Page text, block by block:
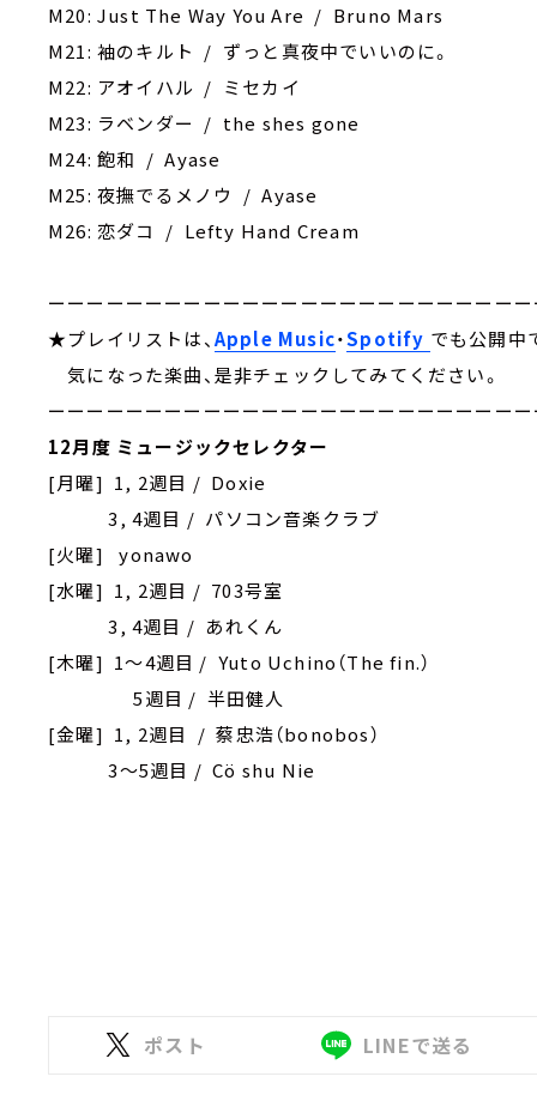
M20: Just The Way You Are / Bruno Mars
M21: 袖のキルト / ずっと真夜中でいいのに。
M22: アオイハル / ミセカイ
M23: ラベンダー / the shes gone
M24: 飽和 / Ayase
M25: 夜撫でるメノウ / Ayase
M26: 恋ダコ / Lefty Hand Cream
ーーーーーーーーーーーーーーーーーーーーーーーーー
★プレイリストは、 Apple Music・Spotify でも公開中
気になった楽曲、是非チェックしてみてください。
ーーーーーーーーーーーーーーーーーーーーーーーーー
12月度 ミュージックセレクター
[月曜] 1, 2週目 / Doxie
3, 4週目 / パソコン音楽クラブ
[火曜] yonawo
[水曜] 1, 2週目 / 703号室
3, 4週目 / あれくん
[木曜] 1～4週目 / Yuto Uchino（The fin.）
5週目 / 半田健人
[金曜] 1, 2週目 / 蔡忠浩（bonobos）
3～5週目 / Cö shu Nie
ポスト LINEで送る